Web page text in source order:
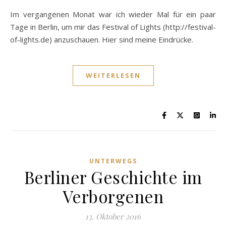
Im vergangenen Monat war ich wieder Mal für ein paar
Tage in Berlin, um mir das Festival of Lights (http://festival-
of-lights.de) anzuschauen. Hier sind meine Eindrücke.
WEITERLESEN
UNTERWEGS
Berliner Geschichte im
Verborgenen
13. Oktober 2016